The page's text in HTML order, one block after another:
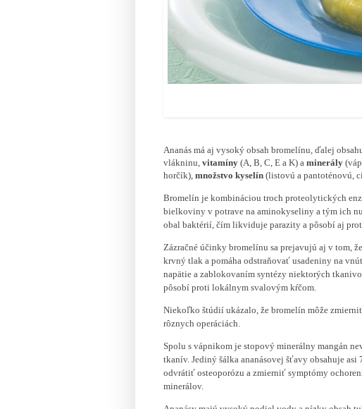
Ananás má aj vysoký obsah bromelínu, ďalej
vlákninu, vitamíny (A, B, C, E a K) a minerály
horčík), množstvo kyselín (listovú a pantoténovú,
Bromelín je kombináciou troch proteolytických
bielkoviny v potrave na aminokyseliny a tým ich
obal baktérií, čím likviduje parazity a pôsobí aj
Zázračné účinky bromelínu sa prejavujú aj v tom,
krvný tlak a pomáha odstraňovať usadeniny na
napätie a zablokovaním syntézy niektorých
pôsobí proti lokálnym svalovým kŕčom.
Niekoľko štúdií ukázalo, že bromelín môže
rôznych operáciách.
Spolu s vápnikom je stopový minerálny mangán
tkanív. Jediný šálka ananásovej šťavy obsahuje
odvrátiť osteoporózu a zmierniť symptómy
minerálov.